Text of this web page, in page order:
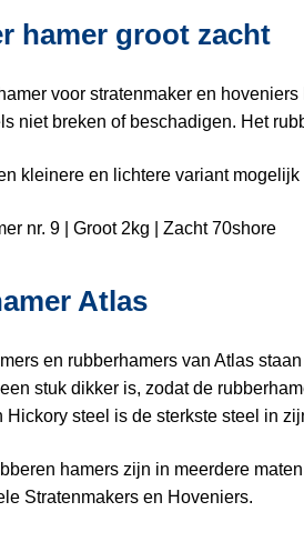
hamer groot zacht
voor stratenmaker en
niet breken of beschadigen. Het
kleinere en lichtere variant
nr. 9 | Groot 2kg | Zacht 70shore
Atlas
en rubberhamers van Atlas
stuk dikker is, zodat de
Hickory steel is de sterkste steel in
hamers zijn in meerdere
Stratenmakers en Hoveniers.